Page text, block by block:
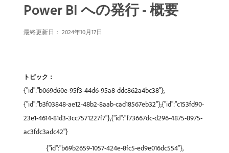
Power BI への発行 - 概要
最終更新日： 2024年10月17日
トピック：
{"id":"b069d60e-95f3-44d6-95a8-ddc862a4bc38"},
{"id":"b3f03848-ae12-48b2-8aab-cad18567eb32"},{"id":"c153fd90-
23e1-4614-81d3-3cc7571227f7"},{"id":"f73667dc-d296-4875-8975-
ac3fdc3adc42"}
{"id":"b69b2659-1057-424e-8fc5-ed9e016dc554"},